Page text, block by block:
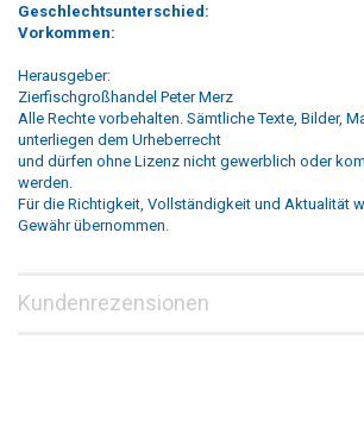
Geschlechtsunterschied:
Vorkommen:
Herausgeber:
Zierfischgroßhandel Peter Merz
Alle Rechte vorbehalten. Sämtliche Texte, Bilder,
unterliegen dem Urheberrecht
und dürfen ohne Lizenz nicht gewerblich oder
werden.
Für die Richtigkeit, Vollständigkeit und Aktualität
Gewähr übernommen.
Kundenrezensionen